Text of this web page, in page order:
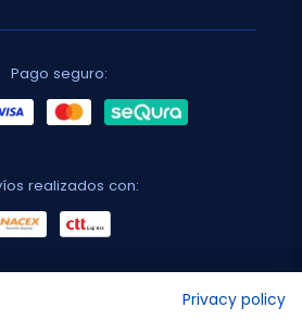
Pago seguro:
realizados con:
Privacy policy